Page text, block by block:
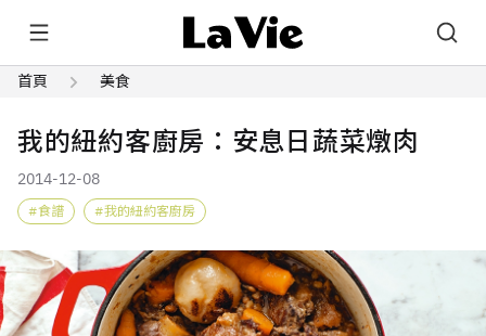
首頁 美食
我的紐約客廚房：安息日蔬菜燉肉
2014-12-08
食譜 我的紐約客廚房